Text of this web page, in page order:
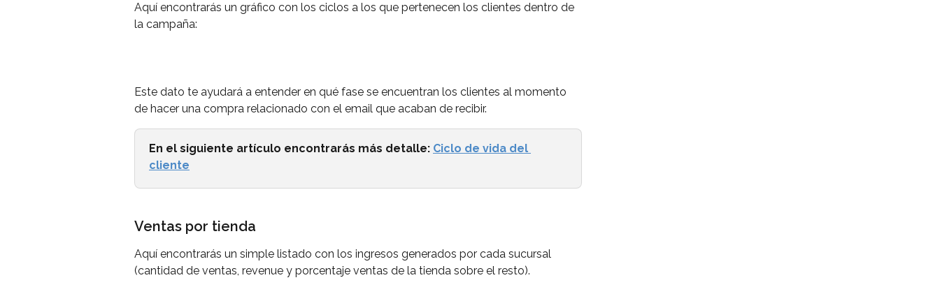
Aquí encontrarás un gráfico con los ciclos a los que pertenecen los clientes dentro de
la campaña:
Este dato te ayudará a entender en qué fase se encuentran los clientes al momento
de hacer una compra relacionado con el email que acaban de recibir.
En el siguiente artículo encontrarás más detalle: Ciclo de vida del
cliente
Ventas por tienda
Aquí encontrarás un simple listado con los ingresos generados por cada sucursal
(cantidad de ventas, revenue y porcentaje ventas de la tienda sobre el resto).